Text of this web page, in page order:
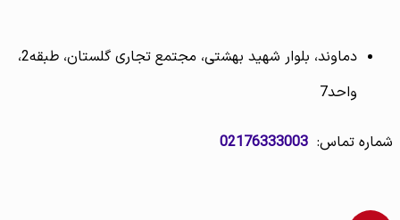
دماوند، بلوار شهید بهشتی، مجتمع تجاری گلستان، طبقه2،
واحد7
شماره تماس: 02176333003